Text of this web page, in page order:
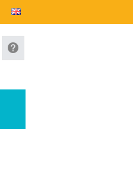
Selección
de
idioma